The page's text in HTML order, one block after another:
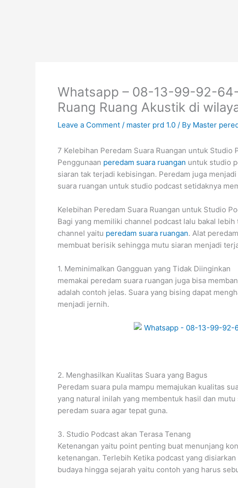
Whatsapp – 08-13-99-92-
Ruang Ruang Akustik di
Leave a Comment / master prd 1.0 / By Master
7 Kelebihan Peredam Suara Ruangan untuk Studio
Penggunaan peredam suara ruangan untuk studio
siaran tak terjadi kebisingan. Peredam juga
suara ruangan untuk studio podcast setidaknya
Kelebihan Peredam Suara Ruangan untuk Studio
Bagi yang memiliki channel podcast lalu bakal
channel yaitu peredam suara ruangan. Alat
membuat berisik sehingga mutu siaran menjadi
1. Meminimalkan Gangguan yang Tidak Diinginkan
memakai peredam suara ruangan juga bisa
adalah contoh jelas. Suara yang bising dapat
menjadi jernih.
2. Menghasilkan Kualitas Suara yang Bagus
Peredam suara pula mampu memajukan kualitas
yang natural inilah yang membentuk hasil dan
peredam suara agar tepat guna.
3. Studio Podcast akan Terasa Tenang
Ketenangan yaitu point penting buat menunjang
ketenangan. Terlebih Ketika podcast yang
budaya hingga sejarah yaitu contoh yang harus